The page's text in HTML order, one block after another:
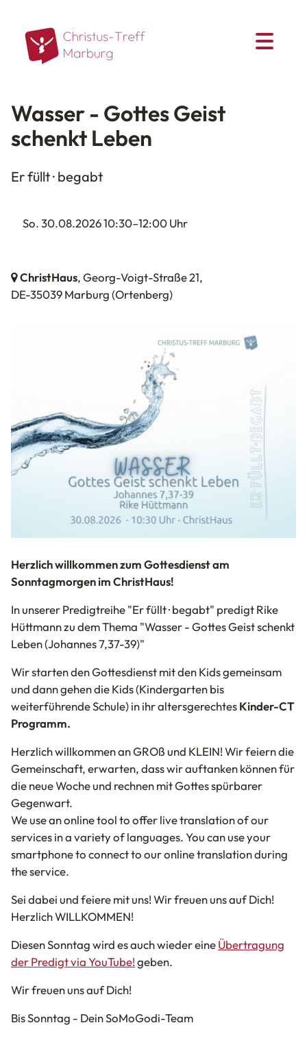
Wasser - Gottes Geist
schenkt Leben
Er füllt · begabt
So. 30.08.2026 10:30–12:00 Uhr
ChristHaus, Georg-Voigt-Straße 21,
DE-35039 Marburg(Ortenberg)
Herzlich willkommen zum Gottesdienst am
Sonntagmorgen im ChristHaus!
In unserer Predigtreihe "Er füllt · begabt" predigtRike
Hüttmannzu dem Thema "Wasser - Gottes Geist schenkt
Leben (Johannes 7,37-39)"
Wir starten den Gottesdienst mit den Kids gemeinsam
und dann gehen die Kids (Kindergarten bis
weiterführende Schule) in ihr altersgerechtesKinder-CT
Programm.
Herzlich willkommen an GROß und KLEIN! Wir feiern die
Gemeinschaft, erwarten, dass wir auftanken können für
die neue Woche und rechnen mit Gottes spürbarer
Gegenwart.
We use an online tool to offer live translation of our
services in a variety of languages. You can use your
smartphone to connect to our online translation during
the service.
Sei dabei und feiere mit uns! Wir freuen uns auf Dich!
Herzlich WILLKOMMEN!
Diesen Sonntag wird es auch wieder eineÜbertragung
der Predigt via YouTube!geben.
Wir freuen uns auf Dich!
Bis Sonntag - Dein SoMoGodi-Team